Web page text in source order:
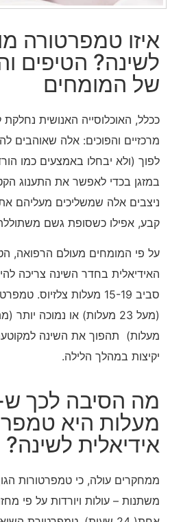
איזו טמפרטורה
לשינה? הטיפים
של המומחים
ככלל, האוכלוסייה האנושית נחלקת
מרכזיים והפוכים: אלה שאוהבים
לפוך (ולא יבחלו באמצעים כמו
במזגן בכדי לאפשר את התענוג
ניצבים אלה שמשליכים מעליהם
קבע, אפילו כשסופת גשם
על פי המומחים מעולם הרפואה,
האידיאלית בחדר השינה צריכה
סביב 15-19 מעלות צלזיוס.
מעלות) תהפוך את השינה
יקיצות במהלך הלילה.
מעלות היא
אידיאלית לשינה?
ממחקרים עולה, כי טמפרטורות
משתנות – עולות ויורדות על פי